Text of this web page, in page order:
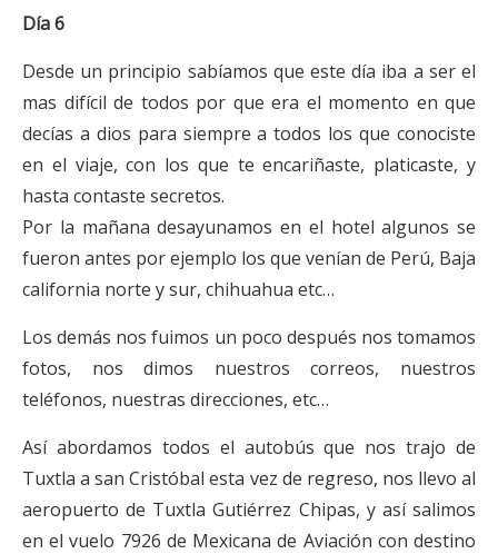
Día 6
Desde un principio sabíamos que este día iba a ser el
mas difícil de todos por que era el momento en que
decías a dios para siempre a todos los que conociste
en el viaje, con los que te encariñaste, platicaste, y
hasta contaste secretos.
Por la mañana desayunamos en el hotel algunos se
fueron antes por ejemplo los que venían de Perú, Baja
california norte y sur, chihuahua etc…
Los demás nos fuimos un poco después nos tomamos
fotos, nos dimos nuestros correos, nuestros
teléfonos, nuestras direcciones, etc…
Así abordamos todos el autobús que nos trajo de
Tuxtla a san Cristóbal esta vez de regreso, nos llevo al
aeropuerto de Tuxtla Gutiérrez Chipas, y así salimos
en el vuelo 7926 de Mexicana de Aviación con destino